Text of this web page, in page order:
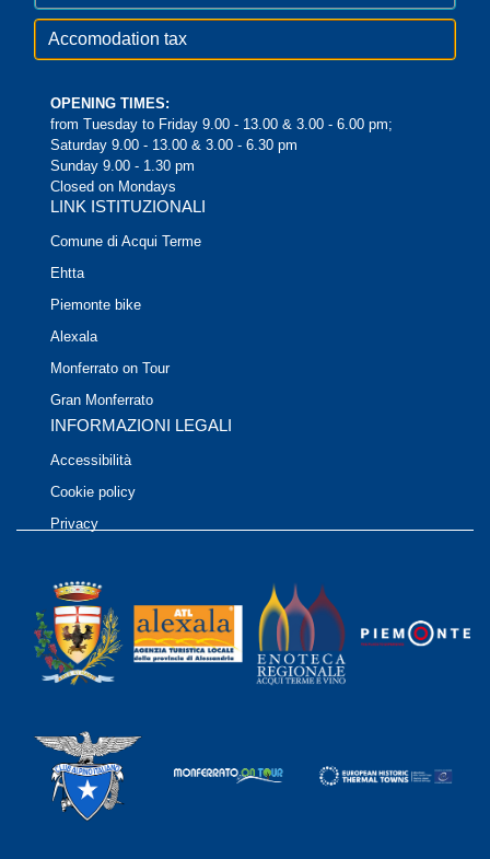
Accomodation tax
OPENING TIMES:
from Tuesday to Friday 9.00 - 13.00 & 3.00 - 6.00 pm;
Saturday 9.00 - 13.00 & 3.00 - 6.30 pm
Sunday 9.00 - 1.30 pm
Closed on Mondays
LINK ISTITUZIONALI
Comune di Acqui Terme
Ehtta
Piemonte bike
Alexala
Monferrato on Tour
Gran Monferrato
INFORMAZIONI LEGALI
Accessibilità
Cookie policy
Privacy